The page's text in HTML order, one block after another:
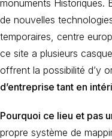
monuments Historiques.
de nouvelles
temporaires, centre
ce site a plusieurs
offrent la possibilité d’y
d’entreprise tant en
Pourquoi ce lieu et pas
propre système de